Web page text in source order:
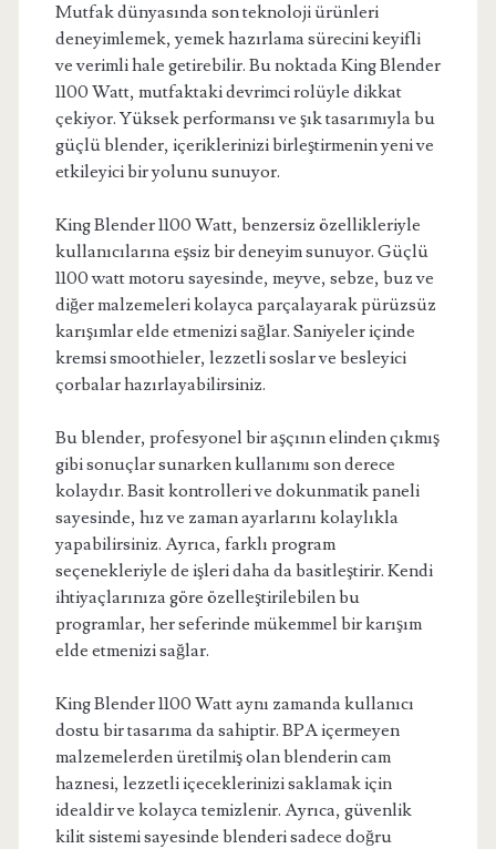
Mutfak dünyasında son teknoloji ürünleri
deneyimlemek, yemek hazırlama sürecini keyifli
ve verimli hale getirebilir. Bu noktada King Blender
1100 Watt, mutfaktaki devrimci rolüyle dikkat
çekiyor. Yüksek performansı ve şık tasarımıyla bu
güçlü blender, içeriklerinizi birleştirmenin yeni ve
etkileyici bir yolunu sunuyor.
King Blender 1100 Watt, benzersiz özellikleriyle
kullanıcılarına eşsiz bir deneyim sunuyor. Güçlü
1100 watt motoru sayesinde, meyve, sebze, buz ve
diğer malzemeleri kolayca parçalayarak pürüzsüz
karışımlar elde etmenizi sağlar. Saniyeler içinde
kremsi smoothieler, lezzetli soslar ve besleyici
çorbalar hazırlayabilirsiniz.
Bu blender, profesyonel bir aşçının elinden çıkmış
gibi sonuçlar sunarken kullanımı son derece
kolaydır. Basit kontrolleri ve dokunmatik paneli
sayesinde, hız ve zaman ayarlarını kolaylıkla
yapabilirsiniz. Ayrıca, farklı program
seçenekleriyle de işleri daha da basitleştirir. Kendi
ihtiyaçlarınıza göre özelleştirilebilen bu
programlar, her seferinde mükemmel bir karışım
elde etmenizi sağlar.
King Blender 1100 Watt aynı zamanda kullanıcı
dostu bir tasarıma da sahiptir. BPA içermeyen
malzemelerden üretilmiş olan blenderin cam
haznesi, lezzetli içeceklerinizi saklamak için
idealdir ve kolayca temizlenir. Ayrıca, güvenlik
kilit sistemi sayesinde blenderi sadece doğru